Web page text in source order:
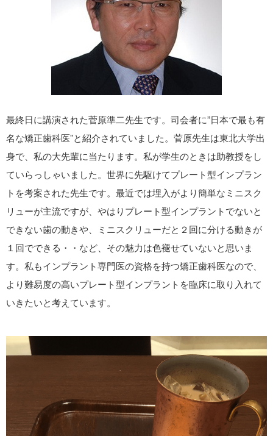
最終日に講演された菅原準二先生です。司会者に”日本で最も有
名な矯正歯科医”と紹介されていました。菅原先生は東北大学出
身で、私の大先輩に当たります。私が学生のときは助教授をし
ていらっしゃいました。世界に先駆けてプレート型インプラン
トを考案された先生です。最近では埋入がより簡単なミニスク
リューが主流ですが、やはりプレート型インプラントでないと
できない歯の動きや、ミニスクリューだと２回に分ける動きが
１回でできる・・など、その魅力は色褪せていないと思いま
す。私もインプラント専門医の資格を持つ矯正歯科医なので、
より難易度の高いプレート型インプラントを臨床に取り入れて
いきたいと考えています。